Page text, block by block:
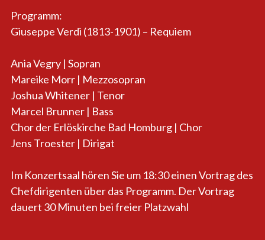
Programm:
Giuseppe Verdi (1813-1901) – Requiem
Ania Vegry | Sopran
Mareike Morr | Mezzosopran
Joshua Whitener | Tenor
Marcel Brunner | Bass
Chor der Erlöskirche Bad Homburg | Chor
Jens Troester | Dirigat
Im Konzertsaal hören Sie um 18:30 einen Vortrag des
Chefdirigenten über das Programm. Der Vortrag
dauert 30 Minuten bei freier Platzwahl